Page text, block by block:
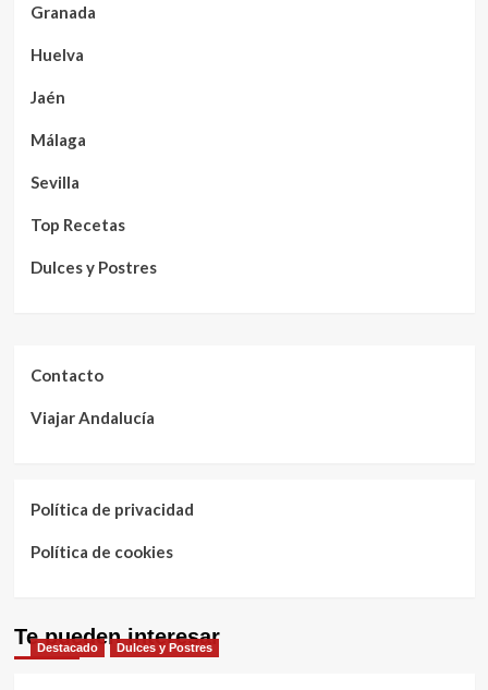
Granada
Huelva
Jaén
Málaga
Sevilla
Top Recetas
Dulces y Postres
Contacto
Viajar Andalucía
Política de privacidad
Política de cookies
Te pueden interesar
Destacado Dulces y Postres